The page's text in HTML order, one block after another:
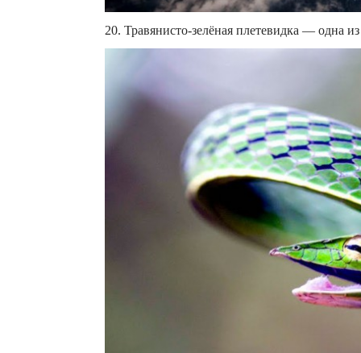
20. Травянисто-зелёная плетевидка — одна